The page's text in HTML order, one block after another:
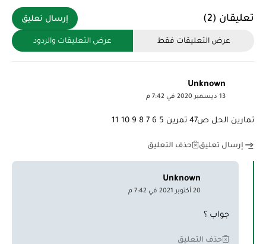
تعليقان (2) إرسال تعليق
عرض التعليقات فقط عرض التعليقات والردود
Unknown
13 ديسمبر 2020 في 7:42 م
تمارين الحل ص47 تمرين 5 6 7 8 9 10 11
إرسال تعليق حذف التعليق
Unknown
20 أكتوبر 2021 في 7:42 م
جواب ؟
حذف التعليق